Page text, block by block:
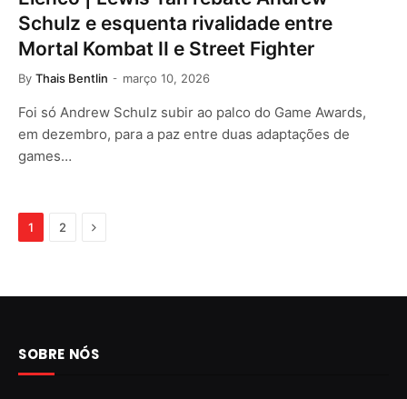
Schulz e esquenta rivalidade entre
Mortal Kombat II e Street Fighter
By Thais Bentlin março 10, 2026
Foi só Andrew Schulz subir ao palco do Game Awards,
em dezembro, para a paz entre duas adaptações de
games…
1 2 Next
SOBRE NÓS